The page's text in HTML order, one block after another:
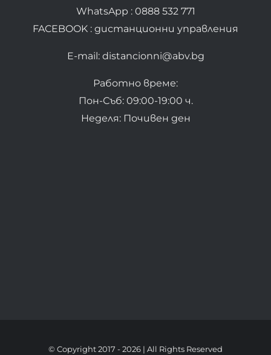
WhatsApp : 0888 532 771
FACEBOOK : дистанционни управления
E-mail: distancionni@abv.bg
Работно време:
Пон-Съб: 09:00-19:00 ч.
Неделя: Почивен ден
© Copyright 2017 -2026 | All Rights Reserved